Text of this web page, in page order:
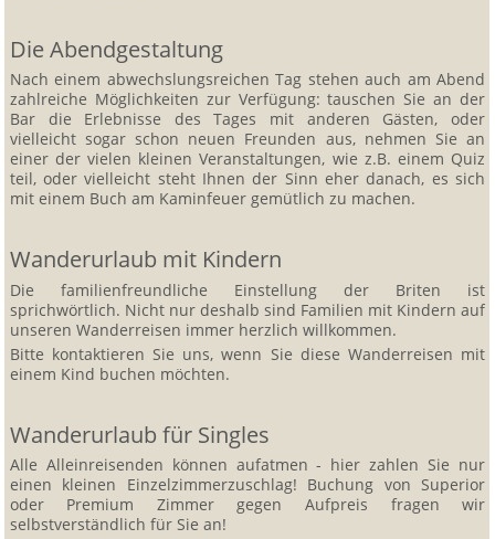
Die Abendgestaltung
Nach einem abwechslungsreichen Tag stehen auch am Abend
zahlreiche Möglichkeiten zur Verfügung: tauschen Sie an der
Bar die Erlebnisse des Tages mit anderen Gästen, oder
vielleicht sogar schon neuen Freunden aus, nehmen Sie an
einer der vielen kleinen Veranstaltungen, wie z.B. einem Quiz
teil, oder vielleicht steht Ihnen der Sinn eher danach, es sich
mit einem Buch am Kaminfeuer gemütlich zu machen.
Wanderurlaub mit Kindern
Die familienfreundliche Einstellung der Briten ist
sprichwörtlich. Nicht nur deshalb sind Familien mit Kindern auf
unseren Wanderreisen immer herzlich willkommen.
Bitte kontaktieren Sie uns, wenn Sie diese Wanderreisen mit
einem Kind buchen möchten.
Wanderurlaub für Singles
Alle Alleinreisenden können aufatmen - hier zahlen Sie nur
einen kleinen Einzelzimmerzuschlag! Buchung von Superior
oder Premium Zimmer gegen Aufpreis fragen wir
selbstverständlich für Sie an!